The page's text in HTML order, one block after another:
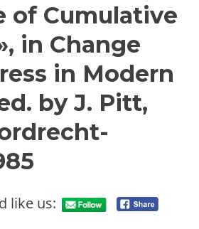
of Cumulative
in Change
in Modern
by J. Pitt,
like us: